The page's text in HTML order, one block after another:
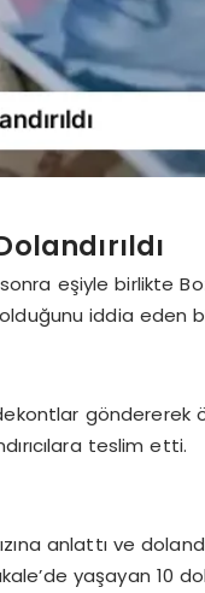
eşiyle birlikte
iddia eden
teslim etti.
anlattı ve
yaşayan 10